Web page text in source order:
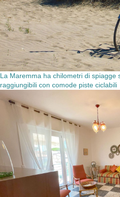
La Maremma ha chilometri di spiagge
raggiungibili con comode piste ciclabili